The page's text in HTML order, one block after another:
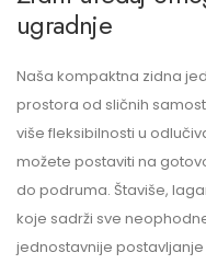
ugradnje
Naša kompaktna zidna
prostora od sličnih
više fleksibilnosti u
možete postaviti na
do podruma. Štaviše,
koje sadrži sve
jednostavnije